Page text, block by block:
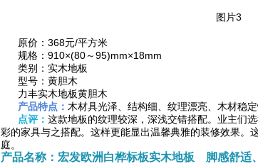
图片3
原价：368元/平方米
规格：910×(80～95)mm×18mm
类别：实木地板
型号：黄胆木
力丰实木地板黄胆木
产品特点： 木材具光泽、结构细、纹理漂亮、木材稳
点评： 这款地板的纹理较深，深浅交错搭配。业主们
彩的家具与之搭配。这样更能显出温馨典雅的装修效果。
庭。
产品名称：宏发欧洲白桦标板实木地板 脚感舒适